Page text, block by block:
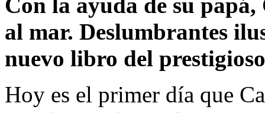
Con la ayuda de su
al mar. Deslumbrantes
nuevo libro del
Hoy es el primer día que